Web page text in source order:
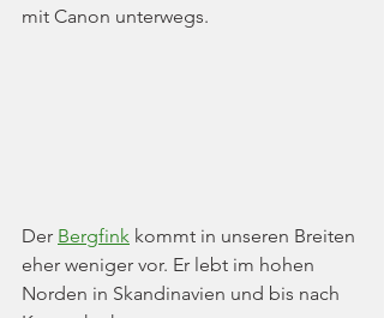
mit Canon unterwegs.
Der Bergfink kommt in unseren Breiten
eher weniger vor. Er lebt im hohen
Norden in Skandinavien und bis nach